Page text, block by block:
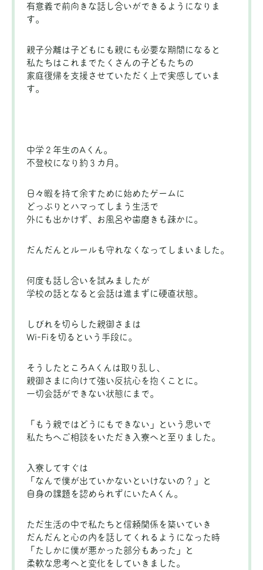
有意義で前向きな話し合いができるようになりま
す。
親子分離は子どもにも親にも必要な期間になると
私たちはこれまでたくさんの子どもたちの
家庭復帰を支援させていただく上で実感していま
す。
中学２年生のAくん。
不登校になり約３カ月。
日々暇を持て余すために始めたゲームに
どっぷりとハマってしまう生活で
外にも出かけず、お風呂や歯磨きも疎かに。
だんだんとルールも守れなくなってしまいました。
何度も話し合いを試みましたが
学校の話となると会話は進まずに硬直状態。
しびれを切らした親御さまは
Wi-Fiを切るという手段に。
そうしたところAくんは取り乱し、
親御さまに向けて強い反抗心を抱くことに。
一切会話ができない状態にまで。
「もう親ではどうにもできない」という思いで
私たちへご相談をいただき入寮へと至りました。
入寮してすぐは
「なんで僕が出ていかないといけないの？」と
自身の課題を認められずにいたAくん。
ただ生活の中で私たちと信頼関係を築いていき
だんだんと心の内を話してくれるようになった時
「たしかに僕が悪かった部分もあった」と
柔軟な思考へと変化をしていきました。